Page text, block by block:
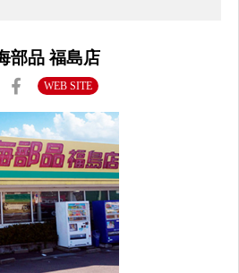
部品 福島店
WEB SITE